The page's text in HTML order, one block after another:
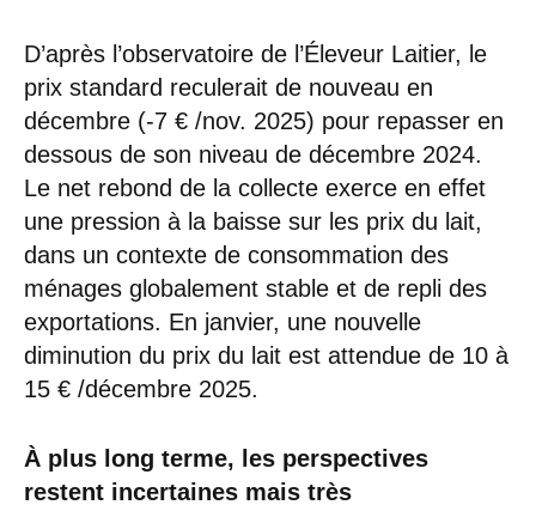
D’après l’observatoire de l’Éleveur Laitier, le
prix standard reculerait de nouveau en
décembre (-7 € /nov. 2025) pour repasser en
dessous de son niveau de décembre 2024.
Le net rebond de la collecte exerce en effet
une pression à la baisse sur les prix du lait,
dans un contexte de consommation des
ménages globalement stable et de repli des
exportations. En janvier, une nouvelle
diminution du prix du lait est attendue de 10 à
15 € /décembre 2025.
À plus long terme, les perspectives
restent incertaines mais très